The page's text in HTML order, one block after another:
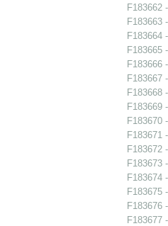
F183662
F183663
F183664
F183665
F183666
F183667
F183668
F183669
F183670
F183671
F183672
F183673
F183674
F183675
F183676
F183677